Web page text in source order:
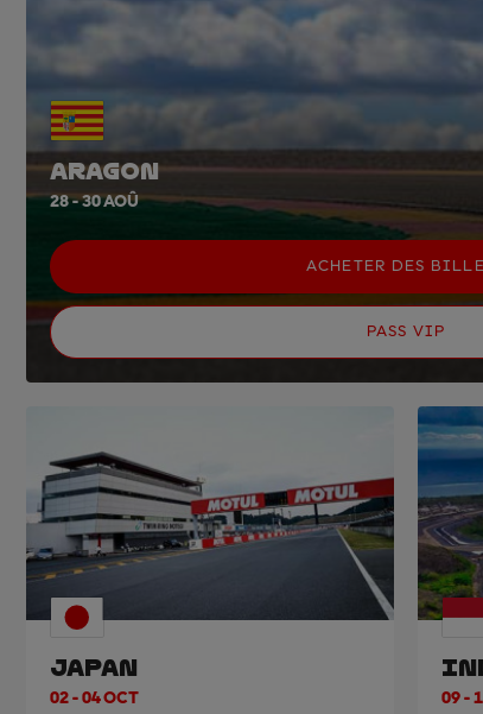
ARAGON
28 - 30 AOÛ
ACHETER DES
PASS VIP
JAPAN
02 - 04 OCT 09 -